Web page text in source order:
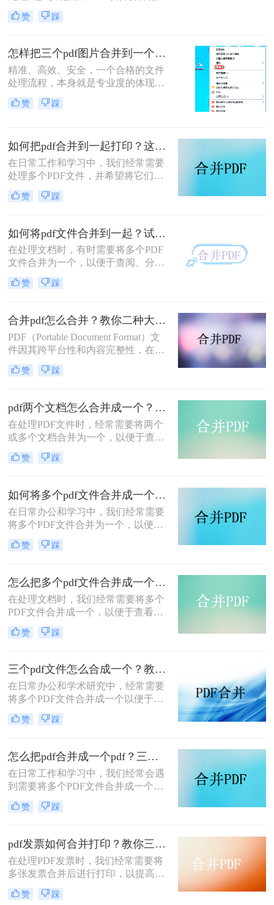
琐、格式错乱、隐私泄露踩坑。其实
选对方法，1 分钟就能搞定多文件合
赞 踩
怎样把三个pdf图片合并到一个文件？三招搞定，职场效率飙升秘籍！
精准、高效、安全，一个合格的文件
处理流程，本身就是专业度的体现。
在信息爆炸的职场，我们每天都要与
海量文档打交道。你是否也经常遇到
PDF，或是三份散乱的报告图表
PDF，急需你整理成一个规整的文件
进行提交或归档？
赞 踩
如何把pdf合并到一起打印？这4种合并方法了解一下！
在日常工作和学习中，我们经常需要
处理多个PDF文件，并希望将它们合
并成一个文件进行打印，以便于管理
和节省纸张。那么如何把pdf合并到一
合并PDF文件并打印，每种方法都附
有简介。
赞 踩
如何将pdf文件合并到一起？试试这二个合并方法！
在处理文档时，有时需要将多个PDF
文件合并为一个，以便于查阅、分享
或存储。那么如何将pdf文件合并到一
起呢？本文将介绍两种合并PDF文件
赞 踩
合并pdf怎么合并？教你二种大家都在用的合并方法！
PDF（Portable Document Format）文
件因其跨平台性和内容完整性，在日
常办公和学习中得到了广泛应用。有
时，我们需要将多个PDF文件合并为
么合并pdf怎么合并呢？本文将介绍两
种常见的PDF合并方法。
赞 踩
pdf两个文档怎么合并成一个？这4种合并方法快来看看！
在处理PDF文件时，经常需要将两个
或多个文档合并为一个，以便于查
阅、分享或存档。那么pdf两个文档怎
么合并成一个呢？本文将介绍四种常
赞 踩
如何将多个pdf文件合并成一个？这3种方法轻松合并文件！
在日常办公和学习中，我们经常需要
将多个PDF文件合并为一个，以便于
分享、存储和管理。那么如何将多个
pdf文件合并成一个呢？本文将介绍四
法，帮助您轻松完成PDF文件的合并
任务。
赞 踩
怎么把多个pdf文件合并成一个？试试看这二种转换方式！
在处理文档时，我们经常需要将多个
PDF文件合并成一个，以便于查看、
传输和存档。那么怎么把多个pdf文件
合并成一个呢？本文将介绍两种常用
PDF合并任务。
赞 踩
三个pdf文件怎么合成一个？教你4种大家都在用方法！
在日常办公和学术研究中，经常需要
将多个PDF文件合并成一个以便于管
理和分享。那么三个pdf文件怎么合成
一个呢？本文将介绍四种将三个PDF
赞 踩
怎么把pdf合并成一个pdf？三种方法教你快速合并pdf！
在日常工作和学习中，我们经常会遇
到需要将多个PDF文件合并成一个文
件的需求。无论是为了整理资料、简
化分享流程，还是为了更方便地阅读
的功能。那么怎么把pdf合并成一个
pdf呢？以下将详细介绍几种常用的
PDF合并方法，帮助您轻松实现这一
目标。
赞 踩
pdf发票如何合并打印？教你三种简单合并方法！
在处理PDF发票时，我们经常需要将
多张发票合并后进行打印，以提高工
作效率和节省纸张。那么PDF发票如
何合并打印呢？以下将介绍三种合并
赞 踩